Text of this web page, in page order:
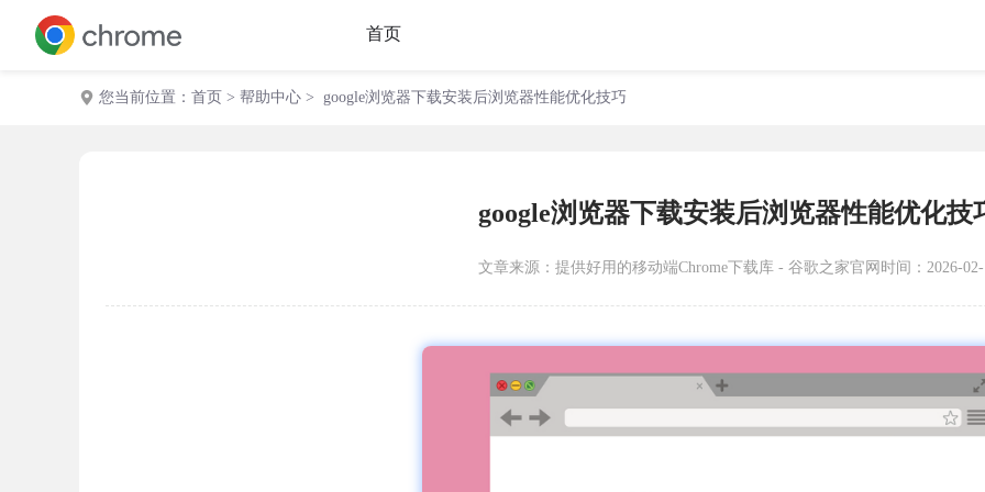
首页
您当前位置： 首页 > 帮助中心 > google浏览器下载安装后浏览器性能优化技巧
google浏览器下载安装后浏览器性能优化技
文章来源： 提供好用的移动端Chrome下载库 - 谷歌之家官网 时间：2026-